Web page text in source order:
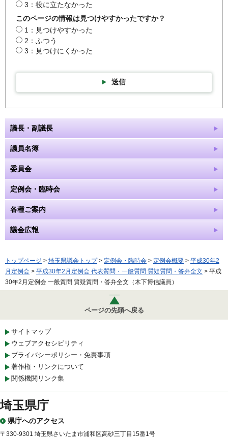
3：役に立たなかった
このページの情報は見つけやすかったですか？
1：見つけやすかった
2：ふつう
3：見つけにくかった
送信
議長・副議長
議員名簿
委員会
定例会・臨時会
各種ご案内
議会広報
トップページ > 埼玉県議会トップ> 定例会・臨時会 > 定例会概要 > 平成30年2
月定例会 > 平成30年2月定例会 代表質問・一般質問 質疑質問・答弁全文 > 平成
30年2月定例会 一般質問 質疑質問・答弁全文（木下博信議員）
ページの先頭へ戻る
サイトマップ
ウェブアクセシビリティ
プライバシーポリシー・免責事項
著作権・リンクについて
関係機関リンク集
埼玉県庁
県庁へのアクセス
〒330-9301 埼玉県さいたま市浦和区高砂三丁目15番1号